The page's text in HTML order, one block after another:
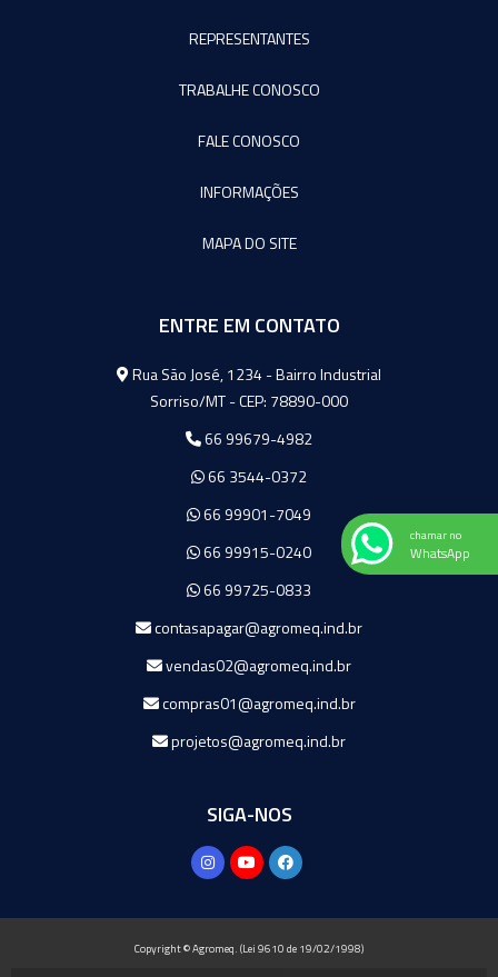
REPRESENTANTES
TRABALHE CONOSCO
FALE CONOSCO
INFORMAÇÕES
MAPA DO SITE
ENTRE EM CONTATO
Agromeq
Rua São José, 1234 - Bairro Industrial
Sorriso/MT - CEP: 78890-000
66 99679-4982
66 3544-0372
66 99901-7049
66 99915-0240
66 99725-0833
contasapagar@agromeq.ind.br
vendas02@agromeq.ind.br
compras01@agromeq.ind.br
projetos@agromeq.ind.br
SIGA-NOS
Copyright © Agromeq. (Lei 9610 de 19/02/1998)
chamar no
WhatsApp